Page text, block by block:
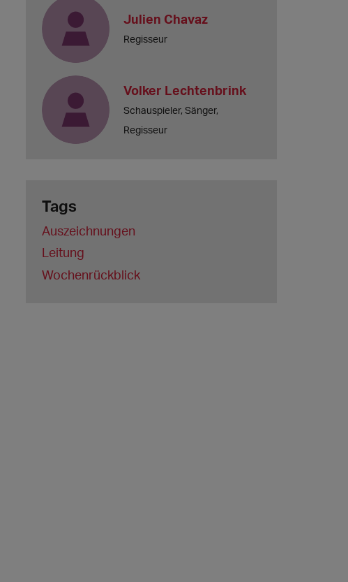
Julien Chavaz
Regisseur
Volker Lechtenbrink
Schauspieler, Sänger,
Regisseur
Tags
Auszeichnungen
Leitung
Wochenrückblick